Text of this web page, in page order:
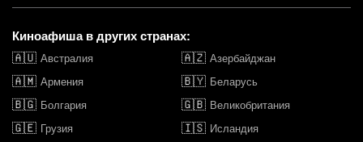
Киноафиша в других странах:
🇦🇺 Австралия 🇦🇿 Азербайджан
🇦🇲 Армения 🇧🇾 Беларусь
🇧🇬 Болгария 🇬🇧 Великобритания
🇬🇪 Грузия 🇮🇸 Исландия